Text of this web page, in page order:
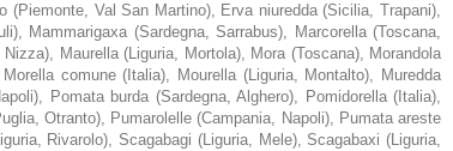
(Piemonte, Val San Martino), Erva niuredda (Sicilia, Trapani),
Mammarigaxa (Sardegna, Sarrabus), Marcorella (Toscana,
Maurella (Liguria, Mortola), Mora (Toscana), Morandola
comune (Italia), Mourella (Liguria, Montalto), Muredda
Pomata burda (Sardegna, Alghero), Pomidorella (Italia),
Otranto), Pumarolelle (Campania, Napoli), Pumata areste
Rivarolo), Scagabagi (Liguria, Mele), Scagabaxi (Liguria,